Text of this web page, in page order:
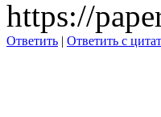
https://
Ответить | Ответить с